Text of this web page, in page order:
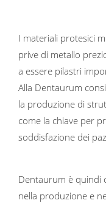
I materiali protesici
prive di metallo
a essere pilastri
Alla Dentaurum
la produzione di
come la chiave per
soddisfazione dei
Dentaurum è quindi
nella produzione e